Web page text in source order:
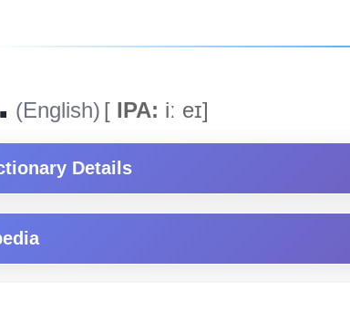
(English) [ IPA: iː eɪ]
Details